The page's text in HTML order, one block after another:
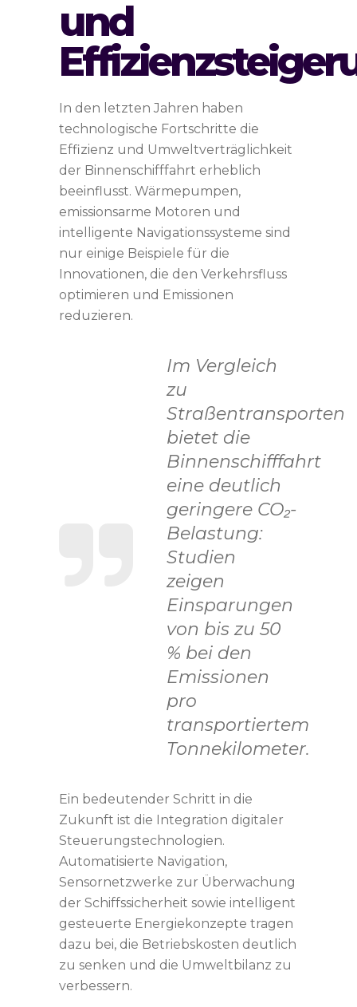
und
In den letzten Jahren haben
technologische Fortschritte die
Effizienz und Umweltverträglichkeit
der Binnenschifffahrt erheblich
beeinflusst. Wärmepumpen,
emissionsarme Motoren und
intelligente Navigationssysteme sind
nur einige Beispiele für die
Innovationen, die den Verkehrsfluss
optimieren und Emissionen
reduzieren.
Im Vergleich
zu
Straßentransporten
bietet die
Binnenschifffahrt
eine deutlich
geringere CO₂-
Belastung:
Studien
zeigen
Einsparungen
von bis zu 50
% bei den
Emissionen
pro
transportiertem
Tonnekilometer.
Ein bedeutender Schritt in die
Zukunft ist die Integration digitaler
Steuerungstechnologien.
Automatisierte Navigation,
Sensornetzwerke zur Überwachung
der Schiffssicherheit sowie intelligent
gesteuerte Energiekonzepte tragen
dazu bei, die Betriebskosten deutlich
zu senken und die Umweltbilanz zu
verbessern.